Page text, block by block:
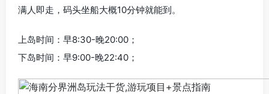
满人即走，码头坐船大概10分钟就能到。
上岛时间：早8:30-晚20:00；
下岛时间：早9:00-晚22:40；